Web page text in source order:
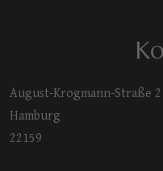
August-Krogmann-Straße 2
Hamburg
22159